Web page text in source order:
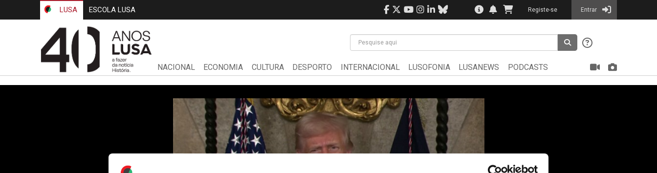
LUSA ESCOLA LUSA Registe-se Entrar
NACIONAL ECONOMIA CULTURA DESPORTO INTERNACIONAL LUSOFONIA LUSANEWS PODCASTS